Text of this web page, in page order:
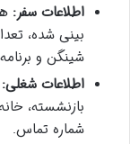
اطلاعات سفر:
بینی شده،
شینگن و
اطلاعات شغلی:
بازنشسته،
شماره تماس.